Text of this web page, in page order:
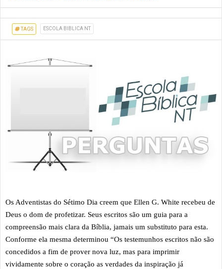
TAGS ESCOLA BIBLICA NT
Os Adventistas do Sétimo Dia creem que Ellen G. White recebeu de
Deus o dom de profetizar. Seus escritos são um guia para a
compreensão mais clara da Bíblia, jamais um substituto para esta.
Conforme ela mesma determinou “Os testemunhos escritos não são
concedidos a fim de prover nova luz, mas para imprimir
vividamente sobre o coração as verdades da inspiração já